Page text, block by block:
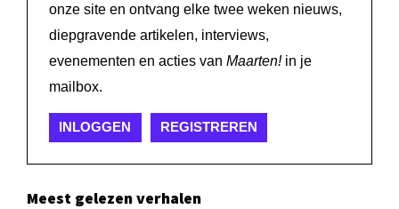
onze site en ontvang elke twee weken nieuws,
diepgravende artikelen, interviews,
evenementen en acties van Maarten!in je
mailbox.
INLOGGEN REGISTREREN
Meest gelezen verhalen